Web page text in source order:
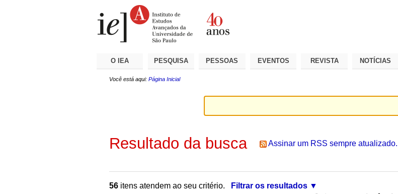
O IEA PESQUISA PESSOAS EVENTOS REVISTA NOTÍCIAS
Você está aqui: Página Inicial
Resultado da busca Assinar um RSS sempre atualizado.
56 itens atendem ao seu critério.
Filtrar os resultados